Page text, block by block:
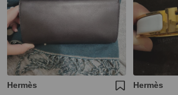
Hermès Hermès